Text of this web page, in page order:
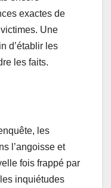
exactes de
victimes. Une
d’établir les
les faits.
les
l’angoisse et
fois frappé par
inquiétudes